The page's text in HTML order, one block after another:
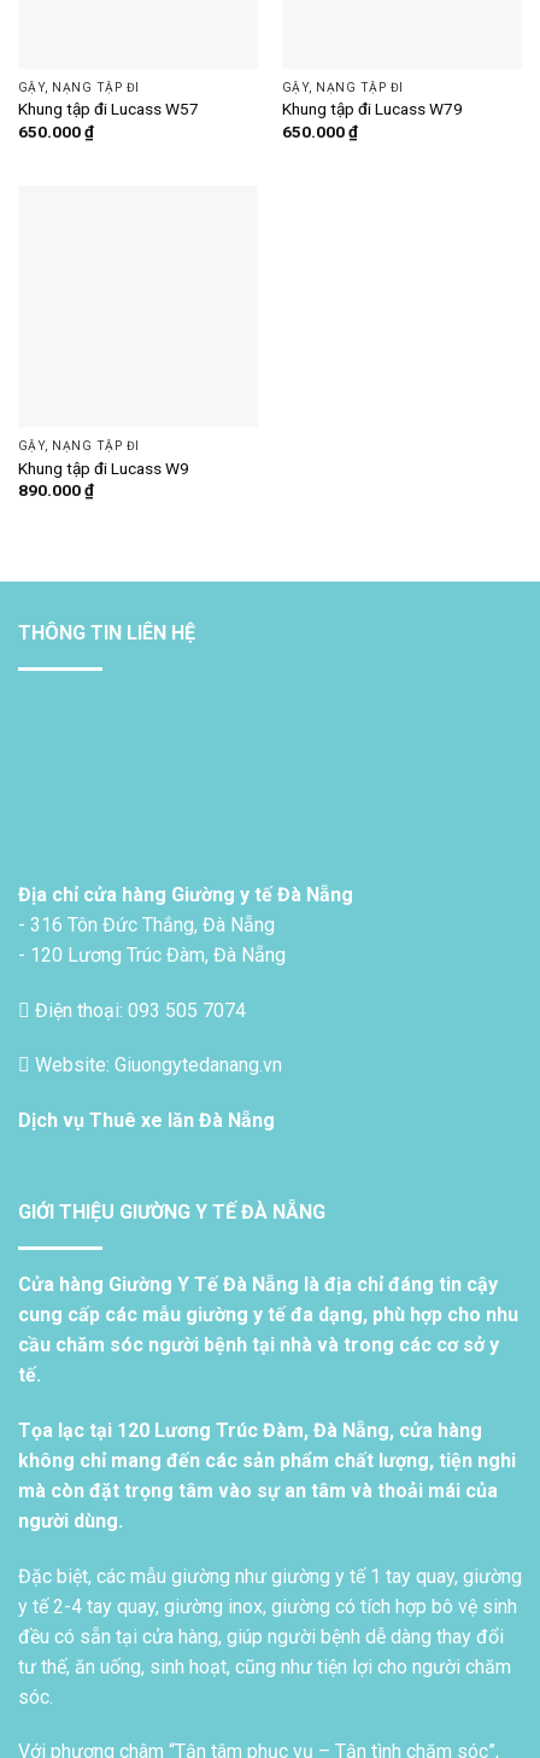
GẬY, NẠNG TẬP ĐI
Khung tập đi Lucass W57
650.000₫
GẬY, NẠNG TẬP ĐI
Khung tập đi Lucass W79
650.000₫
GẬY, NẠNG TẬP ĐI
Khung tập đi Lucass W9
890.000₫
THÔNG TIN LIÊN HỆ
Địa chỉ cửa hàng Giường y tế Đà Nẵng
- 316 Tôn Đức Thắng, Đà Nẵng
- 120 Lương Trúc Đàm, Đà Nẵng
Điện thoại: 093 505 7074
Website: Giuongytedanang.vn
Dịch vụ Thuê xe lăn Đà Nẵng
GIỚI THIỆU GIƯỜNG Y TẾ ĐÀ NẴNG
Cửa hàng Giường Y Tế Đà Nẵng là địa chỉ đáng tin cậy
cung cấp các mẫu giường y tế đa dạng, phù hợp cho nhu
cầu chăm sóc người bệnh tại nhà và trong các cơ sở y
tế.
Tọa lạc tại 120 Lương Trúc Đàm, Đà Nẵng, cửa hàng
không chỉ mang đến các sản phẩm chất lượng, tiện nghi
mà còn đặt trọng tâm vào sự an tâm và thoải mái của
người dùng.
Đặc biệt, các mẫu giường như giường y tế 1 tay quay, giường
y tế 2-4 tay quay, giường inox, giường có tích hợp bô vệ sinh
đều có sẵn tại cửa hàng, giúp người bệnh dễ dàng thay đổi
tư thế, ăn uống, sinh hoạt, cũng như tiện lợi cho người chăm
sóc.
Với phương châm “Tận tâm phục vụ – Tận tình chăm sóc”,